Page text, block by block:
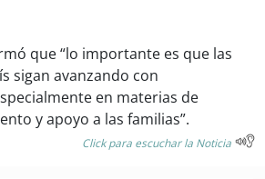
que “lo importante es que las
sigan avanzando con
en materias de
y apoyo a las familias”.
Click para escuchar la Noticia